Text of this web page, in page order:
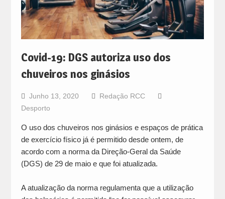
Covid-19: DGS autoriza uso dos
chuveiros nos ginásios
Junho 13, 2020
Redação RCC
Desporto
O uso dos chuveiros nos ginásios e espaços de prática
de exercício físico já é permitido desde ontem, de
acordo com a norma da Direção-Geral da Saúde
(DGS) de 29 de maio e que foi atualizada.
A atualização da norma regulamenta que a utilização